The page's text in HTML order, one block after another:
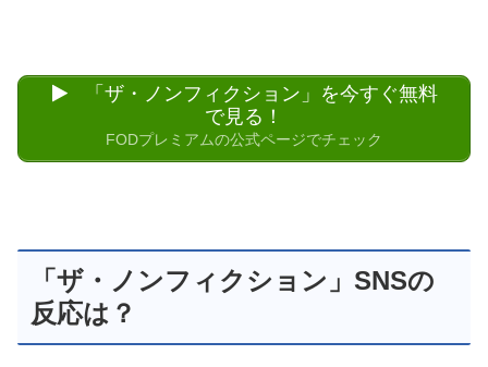
「ザ・ノンフィクション」を今すぐ無料
で見る！
FODプレミアムの公式ページでチェック
「ザ・ノンフィクション」SNSの
反応は？